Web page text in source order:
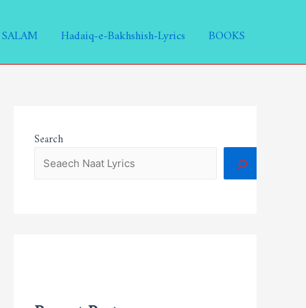
SALAM Hadaiq-e-Bakhshish-Lyrics BOOKS
Search